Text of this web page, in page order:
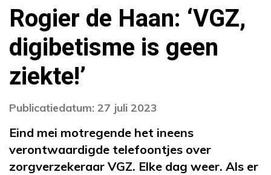
Rogier de Haan: ‘VGZ,
digibetisme is geen
ziekte!’
Publicatiedatum: 27 juli 2023
Eind mei motregende het ineens
verontwaardigde telefoontjes over
zorgverzekeraar VGZ. Elke dag weer. Als er